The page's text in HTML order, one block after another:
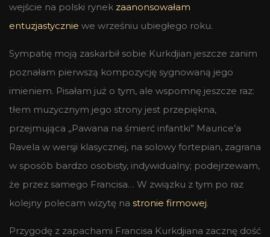
wejście na polski rynek zaanonsowałam
entuzjastycznie we wrześniu ubiegłego roku.
Sympatię moją zaskarbił sobie Kurkdjian jeszcze zanim
poznałam pierwszą kompozycję sygnowaną jego
imieniem. Pisałam już o tym, ale wspomnę jeszcze raz:
tłem muzycznym jego strony jest przepiękna,
przejmująca „Pawana na śmierć infantki” Maurice’a
Ravela w wersji klasycznej, na solowy fortepian, zagrana
w sposób bardzo osobisty, indywidualny; podejrzewam,
że przez samego Francisa… W związku z tym po raz
kolejny polecam wizytę na stronie firmowej.
Przygodę z zapachami Francisa Kurkdjiana zacznę dość